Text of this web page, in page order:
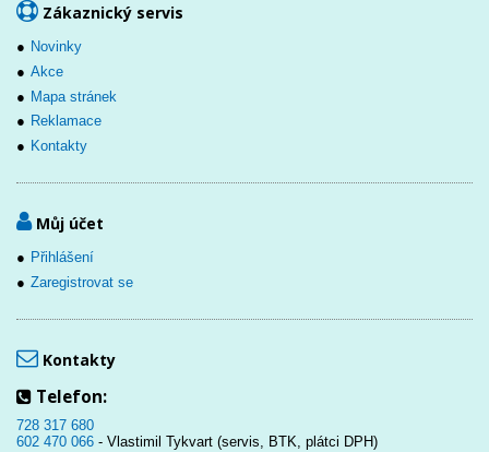
Zákaznický servis
Novinky
Akce
Mapa stránek
Reklamace
Kontakty
Můj účet
Přihlášení
Zaregistrovat se
Kontakty
Telefon:
728 317 680
602 470 066 - Vlastimil Tykvart (servis, BTK, plátci DPH)